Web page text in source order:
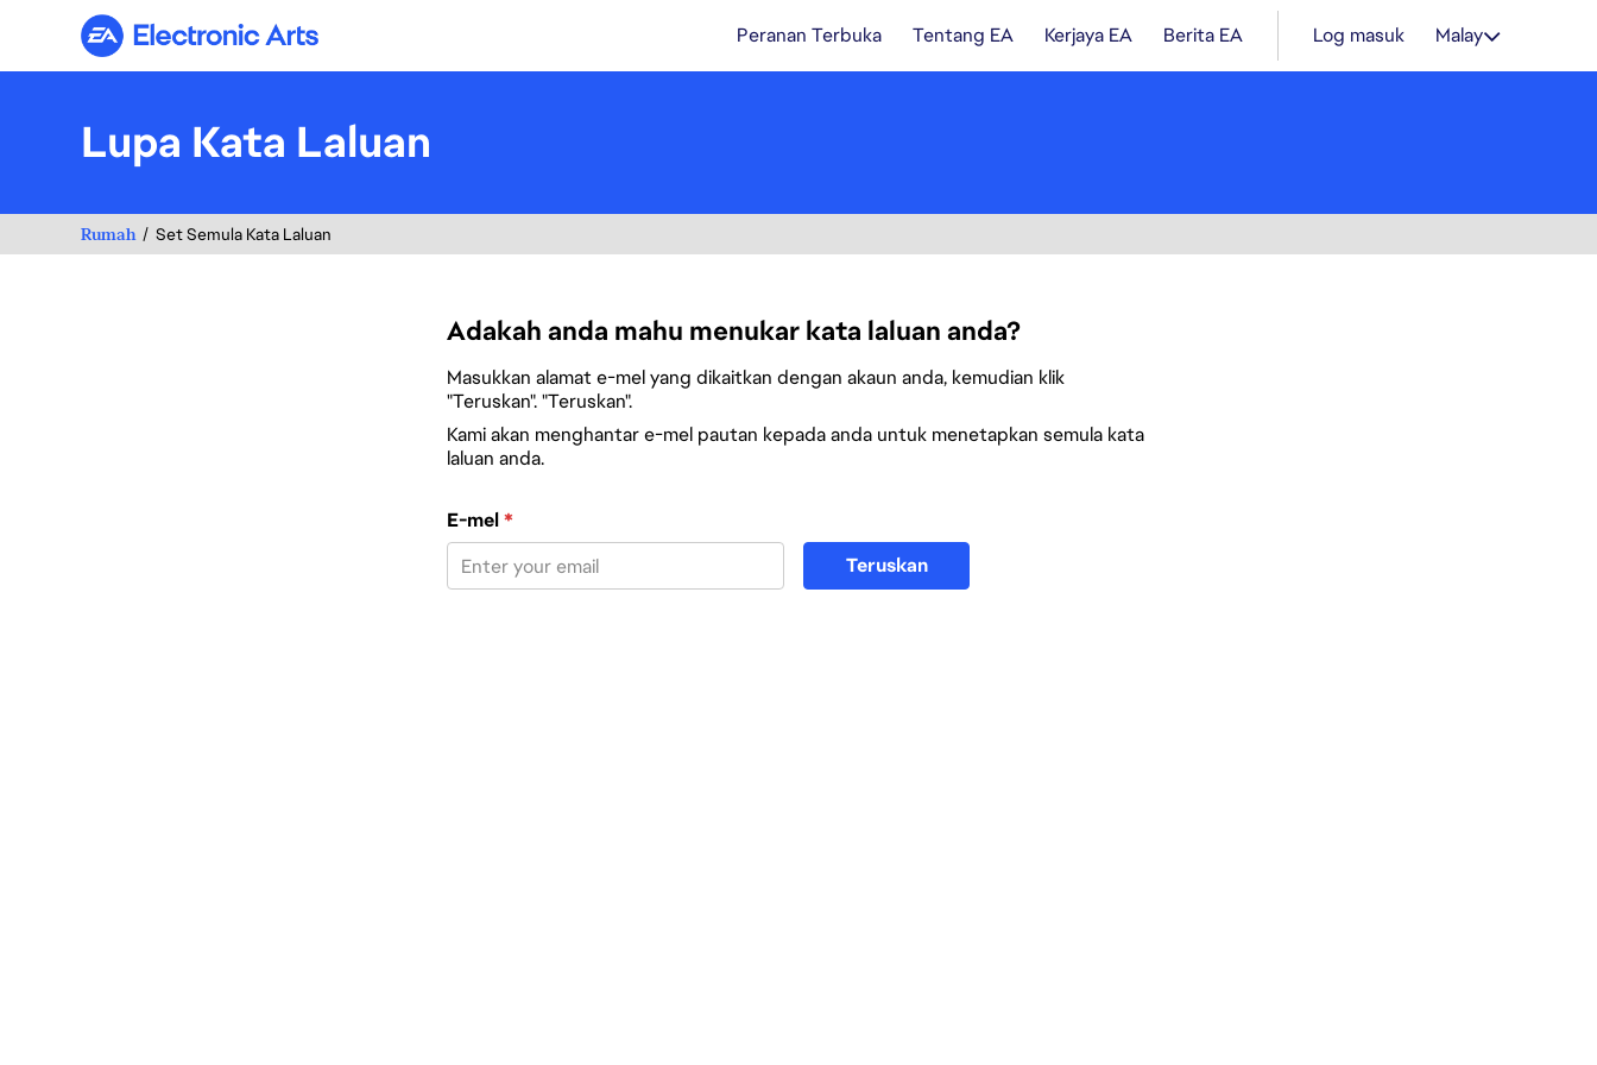
Electronic Arts Peranan Terbuka Tentang EA Kerjaya EA Berita EA Log masuk Malay
Lupa Kata Laluan
Rumah Set Semula Kata Laluan
Adakah anda mahu menukar kata laluan anda?
Masukkan alamat e-mel yang dikaitkan dengan akaun anda, kemudian klik
"Teruskan". "Teruskan".
Kami akan menghantar e-mel pautan kepada anda untuk menetapkan semula kata
laluan anda.
Tetapkan semula kata laluan dengan e-mel anda
E-mel*
Teruskan